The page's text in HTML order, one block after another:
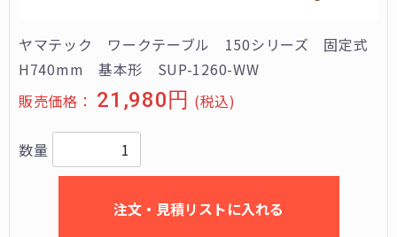
ヤマテック ワークテーブル 150シリーズ 固定式
H740mm 基本形 SUP-1260-WW
販売価格： 21,980円 (税込)
数量
注文・見積リストに入れる